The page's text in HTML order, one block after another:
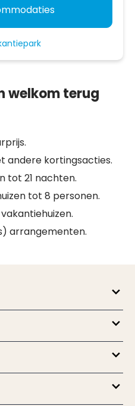
welkom terug
andere kortingsacties.
tot 21 nachten.
tot 8 personen.
arrangementen.